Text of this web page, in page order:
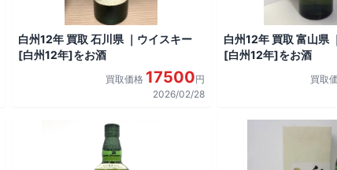
白州12年 買取 石川県 ｜ウイスキー
[白州12年]をお酒
買取価格 17500円
2026/02/28
白州12年 買取 富山県
[白州12年]をお酒
買取